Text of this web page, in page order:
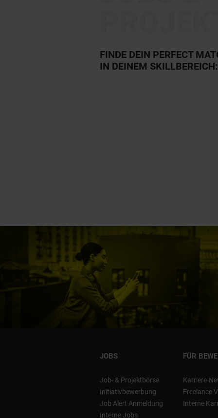
FINDE DEIN PERFECT
IN DEINEM SKILLBEREICH:
JOBS
Job- & Projektbörse
Initiativbewerbung
Job Alert Anmeldung
Interne Jobs
FÜR
Karriere-
Freelance
Interne